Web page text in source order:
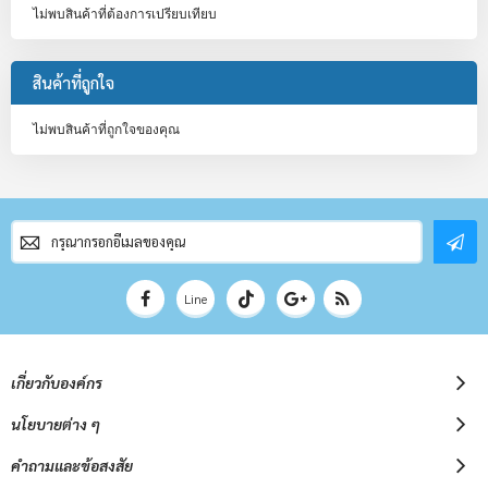
ไม่พบสินค้าที่ต้องการเปรียบเทียบ
สินค้าที่ถูกใจ
ไม่พบสินค้าที่ถูกใจของคุณ
สมัคร
สมาชิก
จดหมาย
Line
เกี่ยวกับองค์กร
นโยบายต่าง ๆ
คำถามและข้อสงสัย